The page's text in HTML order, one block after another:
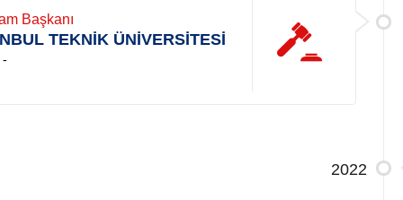
Başkanı
TEKNİK ÜNİVERSİTESİ
-
2022